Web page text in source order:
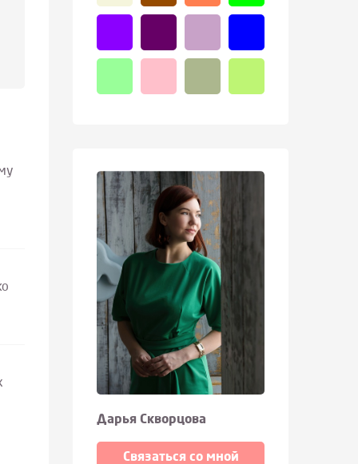
Дарья Скворцова
Связаться со мной